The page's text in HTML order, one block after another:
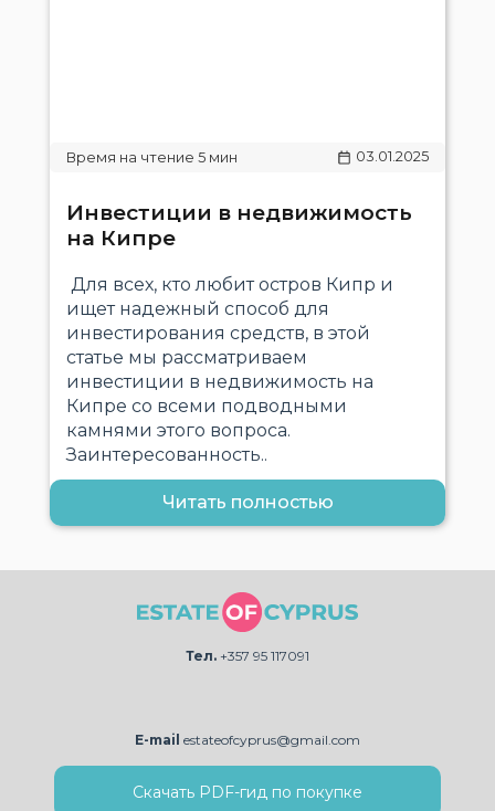
03.01.2025
Инвестиции в недвижимость
на Кипре
Для всех, кто любит остров Кипр и
ищет надежный способ для
инвестирования средств, в этой
статье мы рассматриваем
инвестиции в недвижимость на
Кипре со всеми подводными
камнями этого вопроса.
Заинтересованность..
Читать полностью
Тел. +357 95 117091
E-mail estateofcyprus@gmail.com
Скачать PDF-гид по покупке